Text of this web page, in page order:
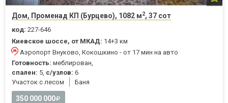
Дом, Променад КП (Бурцево), 1082 м2, 37 сот
код: 227-646
Киевское шоссе, от МКАД: 14+3 км
Аэропорт Внуково, Кокошкино - от 17 мин на авто
Готовность: меблирован,
спален: 5, с/узлов: 6
Участок с лесом
Баня
350 000 000